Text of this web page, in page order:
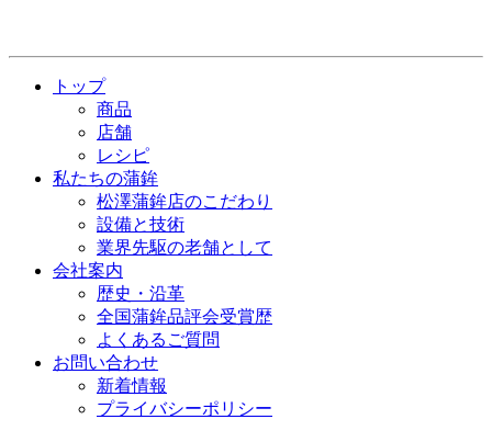
トップ
商品
店舗
レシピ
私たちの蒲鉾
松澤蒲鉾店のこだわり
設備と技術
業界先駆の老舗として
会社案内
歴史・沿革
全国蒲鉾品評会受賞歴
よくあるご質問
お問い合わせ
新着情報
プライバシーポリシー